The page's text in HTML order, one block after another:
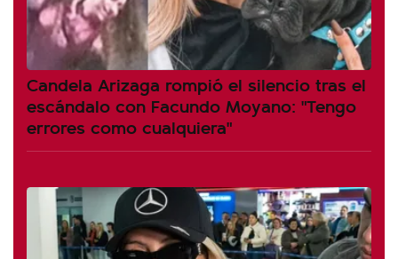
Candela Arizaga rompió el silencio tras el
escándalo con Facundo Moyano: "Tengo
errores como cualquiera"